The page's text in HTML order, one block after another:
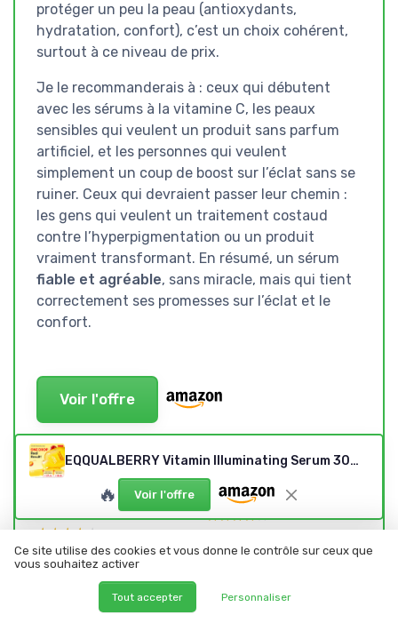
protéger un peu la peau (antioxydants,
hydratation, confort), c’est un choix cohérent,
surtout à ce niveau de prix.
Je le recommanderais à : ceux qui débutent
avec les sérums à la vitamine C, les peaux
sensibles qui veulent un produit sans parfum
artificiel, et les personnes qui veulent
simplement un coup de boost sur l’éclat sans se
ruiner. Ceux qui devraient passer leur chemin :
les gens qui veulent un traitement costaud
contre l’hyperpigmentation ou un produit
vraiment transformant. En résumé, un sérum
fiable et agréable, sans miracle, mais qui tient
correctement ses promesses sur l’éclat et le
confort.
Voir l'offre
SOUS-NOTES
RAPPORT QUALITÉ-PRIX :
CORRECT, SURTOUT POUR UN
USAGE QUOTIDIEN
★★★★★
★★★★★
DESIGN ET PACKAGING :
SIMPLE, COMPACT, EFFICACE
★★★★★
★★★★★
CONFORT ET TEXTURE :
AGRÉABLE AU QUOTIDIEN,
MÊME SUR PEAU MIXTE
SUR LE VISAGE
EQQUALBERRY Vitamin Illuminating Serum 30ml – Sérum Visage Éclat avec Vitamine C d’Acerola, Niacinamide et Arbutine – Hydratation et Teint Uniforme, Soin Coréen
🔥 Voir l'offre
Ce site utilise des cookies et vous donne le contrôle sur ceux que
vous souhaitez activer
Tout accepter Personnaliser